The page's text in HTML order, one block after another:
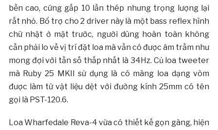
bền cao, cứng gấp 10 lần thép nhưng trọng lượng lại
rất nhỏ. Bổ trợ cho 2 driver này là một bass reflex hình
chữ nhật ở mặt trước, người dùng hoàn toàn không
cần phải lo về vị trí đặt loa mà vẫn có được âm trầm như
mong đợi với tần số thấp nhất là 34Hz. Củ loa tweeter
mà Ruby 25 MKII sử dụng là có màng loa dạng vòm
được làm từ vật liệu dệt với đường kính 25mm có tên
gọi là PST-120.6.
Loa Wharfedale Reva-4 vừa có thiết kế gọn gàng, hiện